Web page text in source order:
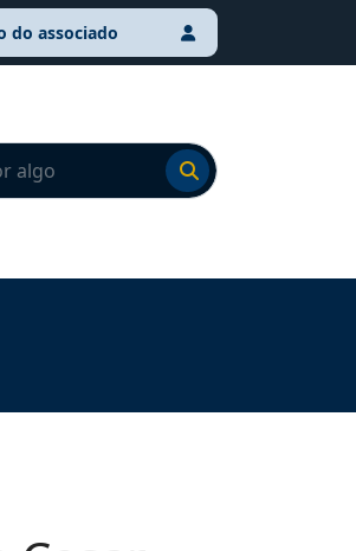
do associado
Ir para o resultado